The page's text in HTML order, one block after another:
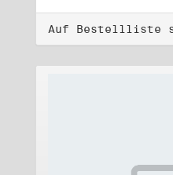
Auf Bestellliste